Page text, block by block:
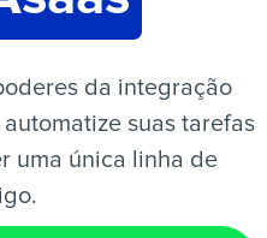
da integração
suas tarefas
uma única linha de